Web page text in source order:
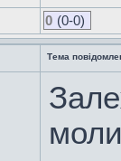
0 (0-0)
Тема